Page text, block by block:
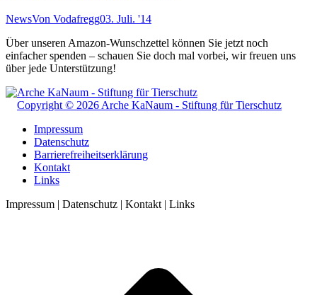
NewsVon Vodafregg03. Juli. '14
Über unseren Amazon-Wunschzettel können Sie jetzt noch
einfacher spenden – schauen Sie doch mal vorbei, wir freuen uns
über jede Unterstützung!
Copyright © 2026 Arche KaNaum - Stiftung für Tierschutz
Impressum
Datenschutz
Barrierefreiheitserklärung
Kontakt
Links
Impressum | Datenschutz | Kontakt | Links